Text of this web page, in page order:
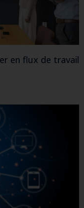
en flux de travail